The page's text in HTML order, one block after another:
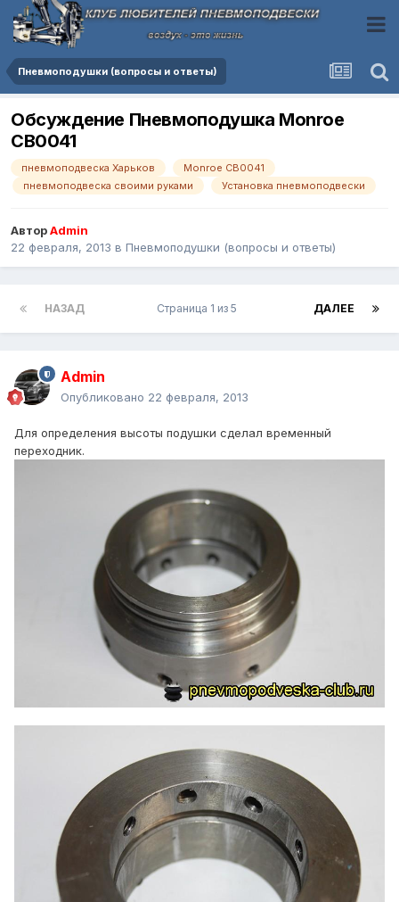
Пневмоподушки (вопросы и ответы)
Обсуждение Пневмоподушка Monroe
CB0041
пневмоподвеска Харьков
Monroe CB0041
пневмоподвеска своими руками
Установка пневмоподвески
АвторAdmin
22 февраля, 2013 в Пневмоподушки (вопросы и ответы)
НАЗАД ДАЛЕЕ
Страница 1 из 5
Admin
Опубликовано 22 февраля, 2013
Для определения высоты подушки сделал временный
переходник.